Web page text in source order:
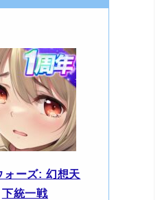
ォーズ: 幻想天
下統一戦